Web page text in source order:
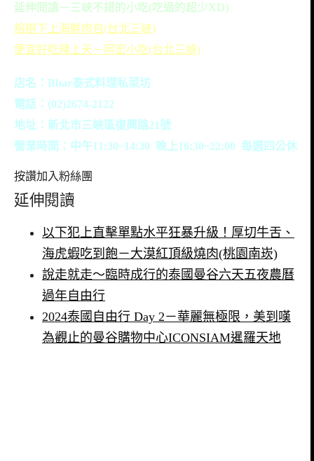
延伸閱讀－三峽不錯的小吃(吃過的超少XD)
榕樹下上海鮮肉包(台北三峽)
便宜好吃辣上天－阿宏小吃(台北三峽)
店名：Bbar泰式料理私菜坊
電話：(02)2674-2122
地址：新北市三峽區復興路21號
營業時間：中午11:30~14:30 晚上16:30~22:00 每週四公休
按讚加入粉絲團
延伸閱讀
以下犯上直擊單點水平狂暴升級！厚切牛舌、
海虎蝦吃到飽－大漠紅頂級燒肉(桃園南崁)
說走就走～臨時成行的泰國曼谷六天五夜農曆
過年自由行
2024泰國自由行 Day 2－華麗無極限，美到嘆
為觀止的曼谷購物中心ICONSIAM暹羅天地